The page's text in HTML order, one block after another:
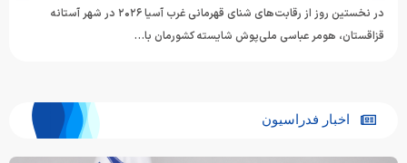
در نخستین روز از رقابت‌های شنای قهرمانی غرب آسیا ۲۰۲۶ در شهر آستانه
قزاقستان، هومر عباسی ملی‌پوش شایسته کشورمان با…
اخبار فدراسیون